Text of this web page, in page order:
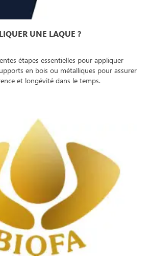
UNE LAQUE ?
étapes essentielles pour appliquer
en bois ou métalliques pour assurer
et longévité dans le temps.